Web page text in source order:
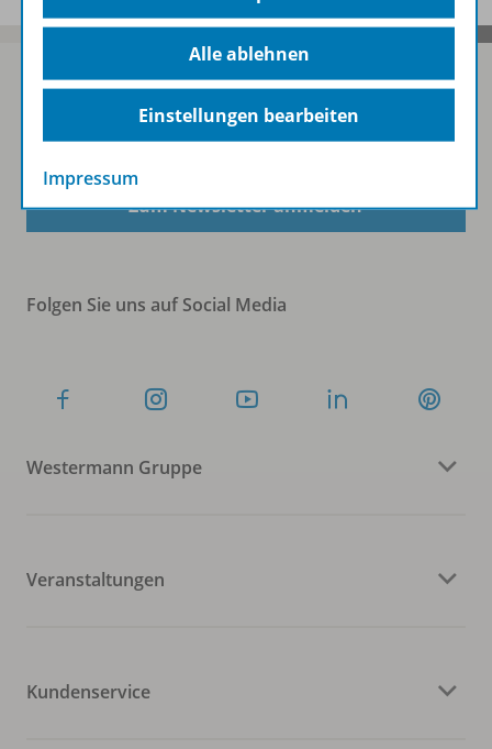
Zum Newsletter anmelden
Folgen Sie uns auf Social Media
Westermann Gruppe
Veranstaltungen
Kundenservice
Alle ablehnen
Einstellungen bearbeiten
Impressum